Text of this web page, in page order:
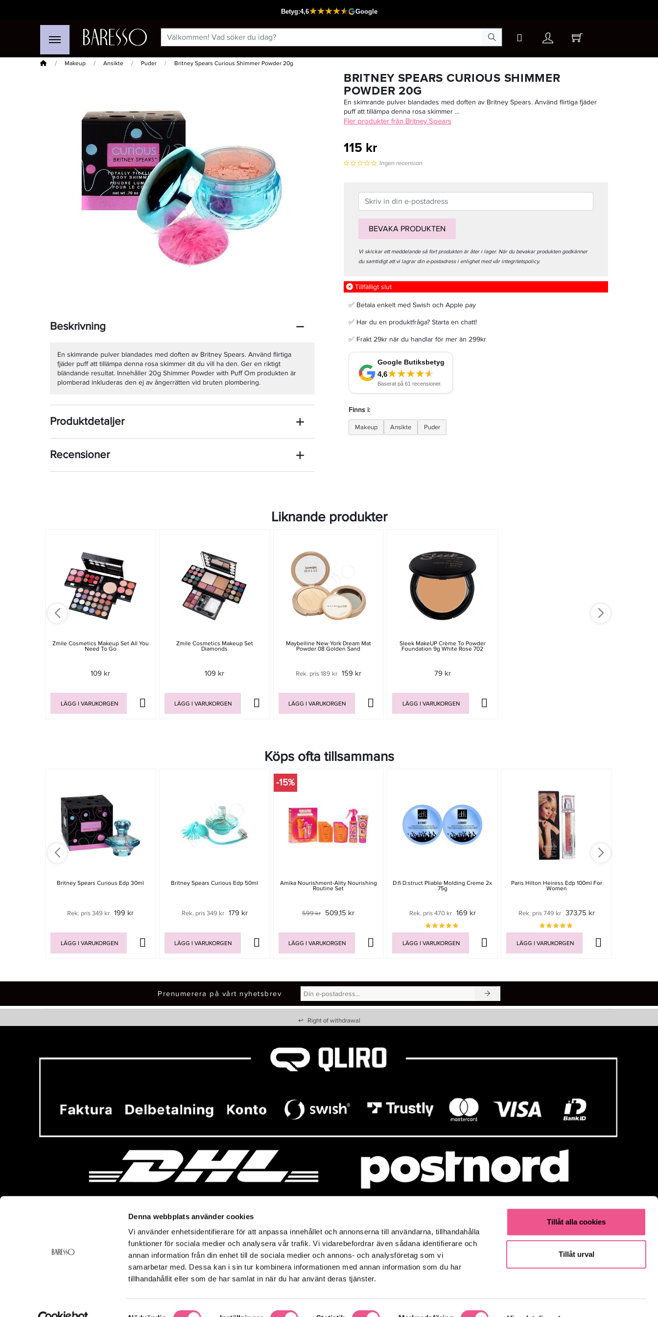
Denna webbplats använder cookies
Vi använder enhetsidentifierare för att anpassa innehållet och annonserna till användarna, tillhandahålla
funktioner för sociala medier och analysera vår trafik. Vi vidarebefordrar även sådana identifierare och
annan information från din enhet till de sociala medier och annons- och analysföretag som vi
samarbetar med. Dessa kan i sin tur kombinera informationen med annan information som du har
tillhandahållit eller som de har samlat in när du har använt deras tjänster.
Samtyckesval
Tillåt alla cookies
Tillåt urval
Hem Makeup Ansikte Puder Britney Spears Curious Shimmer Powder 20g
Passar din varukorg
478 kr
Beskrivning
En skimrande pulver blandades med doften av Britney Spears. Använd flirtiga
fjäder puff att tillämpa denna rosa skimmer dit du vill ha den. Ger en riktigt
bländande resultat. Innehåller 20g Shimmer Powder with Puff Om produkten är
plomberad inkluderas den ej av ångerrätten vid bruten plombering.
Produktdetaljer
Recensioner
BRITNEY SPEARS CURIOUS SHIMMER
POWDER 20G
En skimrande pulver blandades med doften av Britney Spears. Använd flirtiga fjäder
puff att tillämpa denna rosa skimmer ...
Fler produkter från Britney Spears
115 kr
Ingen recension
BEVAKA PRODUKTEN
Vi skickar ett meddelande så fort produkten är åter i lager. När du bevakar produkten godkänner
du samtidigt att vi lagrar din e-postadress i enlighet med vår integritetspolicy.
Tillfälligt slut
✅ Betala enkelt med Swish och Apple pay
✅ Har du en produktfråga? Starta en chatt!
✅ Frakt 29kr när du handlar för mer än 299kr
Finns i:
Makeup Ansikte Puder
Liknande produkter
Zmile Cosmetics Makeup Set All You
Need To Go
109 kr
LÄGG I VARUKORGEN
Zmile Cosmetics Makeup Set
Diamonds
109 kr
LÄGG I VARUKORGEN
Maybelline New York Dream Mat
Powder 08 Golden Sand
Rek. pris 189 kr 159 kr
LÄGG I VARUKORGEN
Sleek MakeUP Crème To Powder
Foundation 9g White Rose 702
79 kr
LÄGG I VARUKORGEN
Köps ofta tillsammans
Britney Spears Curious Edp 30ml
Rek. pris 349 kr 199 kr
LÄGG I VARUKORGEN
Britney Spears Curious Edp 50ml
Rek. pris 349 kr 179 kr
LÄGG I VARUKORGEN
-15%
Amika Nourishment-Ality Nourishing
Routine Set
599 kr 509,15 kr
LÄGG I VARUKORGEN
D:fi D:struct Pliable Molding Creme 2x
75g
Rek. pris 470 kr 169 kr
LÄGG I VARUKORGEN
Paris Hilton Heiress Edp 100ml For
Women
Rek. pris 749 kr 373,75 kr
LÄGG I VARUKORGEN
Prenumerera på vårt nyhetsbrev
↩ Right of withdrawal
Frakt & Leverans
Om Baresso
Baresso Magasin
Om Baresso.se
Cookiepolicy
Smspolicy
Mitt Baresso
Baresso Family
Ändra cookieinställningar
Populärt
K18
Elverktyg & Klippmaskiner